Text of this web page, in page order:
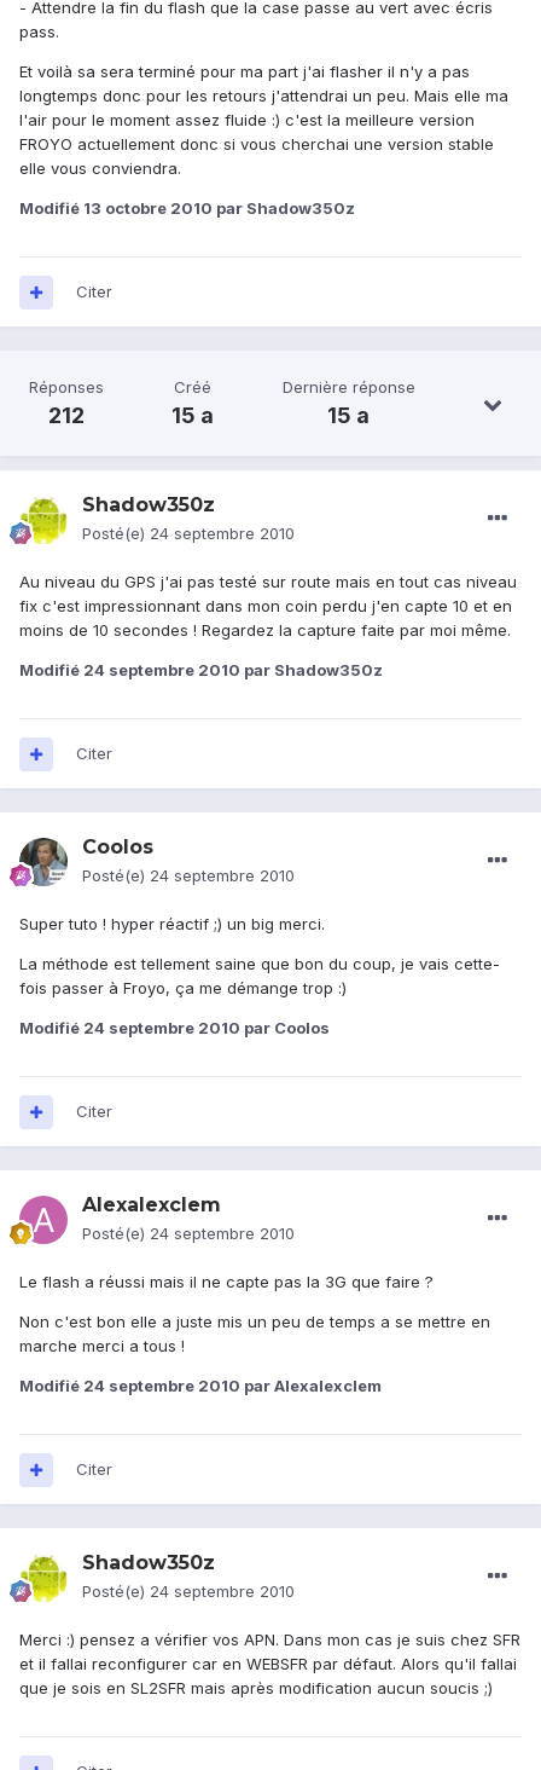
- Attendre la fin du flash que la case passe au vert avec écris
pass.
Et voilà sa sera terminé pour ma part j'ai flasher il n'y a pas
longtemps donc pour les retours j'attendrai un peu. Mais elle ma
l'air pour le moment assez fluide :) c'est la meilleure version
FROYO actuellement donc si vous cherchai une version stable
elle vous conviendra.
Modifié 13 octobre 2010 par Shadow350z
Citer
Réponses
212
Créé
15 a
Dernière réponse
15 a
Shadow350z
Posté(e) 24 septembre 2010
Au niveau du GPS j'ai pas testé sur route mais en tout cas niveau
fix c'est impressionnant dans mon coin perdu j'en capte 10 et en
moins de 10 secondes ! Regardez la capture faite par moi même.
Modifié 24 septembre 2010 par Shadow350z
Citer
Coolos
Posté(e) 24 septembre 2010
Super tuto ! hyper réactif ;) un big merci.
La méthode est tellement saine que bon du coup, je vais cette-
fois passer à Froyo, ça me démange trop :)
Modifié 24 septembre 2010 par Coolos
Citer
Alexalexclem
Posté(e) 24 septembre 2010
Le flash a réussi mais il ne capte pas la 3G que faire ?
Non c'est bon elle a juste mis un peu de temps a se mettre en
marche merci a tous !
Modifié 24 septembre 2010 par Alexalexclem
Citer
Shadow350z
Posté(e) 24 septembre 2010
Merci :) pensez a vérifier vos APN. Dans mon cas je suis chez SFR
et il fallai reconfigurer car en WEBSFR par défaut. Alors qu'il fallai
que je sois en SL2SFR mais après modification aucun soucis ;)